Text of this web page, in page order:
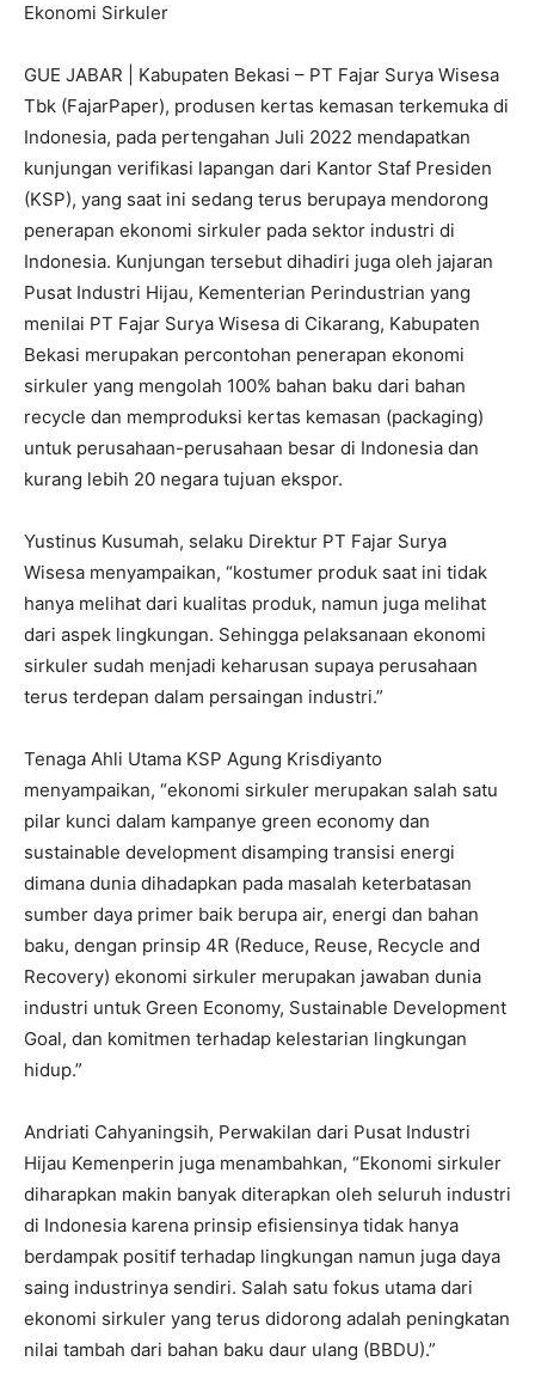
Ekonomi Sirkuler
GUE JABAR | Kabupaten Bekasi – PT Fajar Surya Wisesa
Tbk (FajarPaper), produsen kertas kemasan terkemuka di
Indonesia, pada pertengahan Juli 2022 mendapatkan
kunjungan verifikasi lapangan dari Kantor Staf Presiden
(KSP), yang saat ini sedang terus berupaya mendorong
penerapan ekonomi sirkuler pada sektor industri di
Indonesia. Kunjungan tersebut dihadiri juga oleh jajaran
Pusat Industri Hijau, Kementerian Perindustrian yang
menilai PT Fajar Surya Wisesa di Cikarang, Kabupaten
Bekasi merupakan percontohan penerapan ekonomi
sirkuler yang mengolah 100% bahan baku dari bahan
recycle dan memproduksi kertas kemasan (packaging)
untuk perusahaan-perusahaan besar di Indonesia dan
kurang lebih 20 negara tujuan ekspor.
Yustinus Kusumah, selaku Direktur PT Fajar Surya
Wisesa menyampaikan, “kostumer produk saat ini tidak
hanya melihat dari kualitas produk, namun juga melihat
dari aspek lingkungan. Sehingga pelaksanaan ekonomi
sirkuler sudah menjadi keharusan supaya perusahaan
terus terdepan dalam persaingan industri.”
Tenaga Ahli Utama KSP Agung Krisdiyanto
menyampaikan, “ekonomi sirkuler merupakan salah satu
pilar kunci dalam kampanye green economy dan
sustainable development disamping transisi energi
dimana dunia dihadapkan pada masalah keterbatasan
sumber daya primer baik berupa air, energi dan bahan
baku, dengan prinsip 4R (Reduce, Reuse, Recycle and
Recovery) ekonomi sirkuler merupakan jawaban dunia
industri untuk Green Economy, Sustainable Development
Goal, dan komitmen terhadap kelestarian lingkungan
hidup.”
Andriati Cahyaningsih, Perwakilan dari Pusat Industri
Hijau Kemenperin juga menambahkan, “Ekonomi sirkuler
diharapkan makin banyak diterapkan oleh seluruh industri
di Indonesia karena prinsip efisiensinya tidak hanya
berdampak positif terhadap lingkungan namun juga daya
saing industrinya sendiri. Salah satu fokus utama dari
ekonomi sirkuler yang terus didorong adalah peningkatan
nilai tambah dari bahan baku daur ulang (BBDU).”